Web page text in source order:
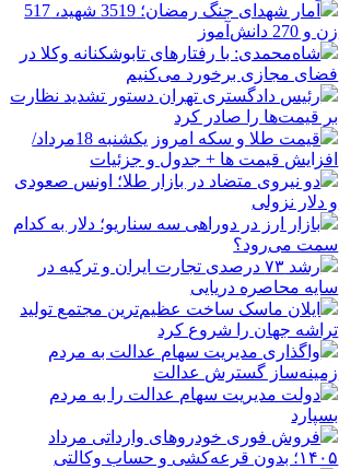
آمار شهدای جنگ رمضان؛ 3519 شهید، 517
زن و 270 دانش‌آموز
شاه‌محمدی: با رفتارهای تابوشکنانه وکلا در
فضای مجازی برخورد می‌کنیم
رئیس دادگستری تهران دستور تشدید نظارت
بر قیمت‌ها را صادر کرد
قیمت طلا و سکه امروز یکشنبه 18مرداد/
افزایش قیمت ها + جدول و جزئیات
دو نیروی متضاد در بازار طلا؛ اونس صعودی
و دلار نزولی
بازار ارز در دوراهی سه سناریو؛ دلار به کدام
سمت می‌رود؟
رشد ۷۳ درصدی تجارت ایران و ترکیه در
سایه محاصره دریایی
ایلان ماسک ساخت عظیم‌ترین مجتمع تولید
تراشه جهان را شروع کرد
واگذاری مدیریت سهام عدالت به مردم
زمینه‌ساز گسترش عدالت
دولت مدیریت سهام عدالت را به مردم
بسپارد
فروش فوری خودروهای وارداتی مرداد
۱۴۰۵؛ بدون قرعه‌کشی و حساب وکالتی